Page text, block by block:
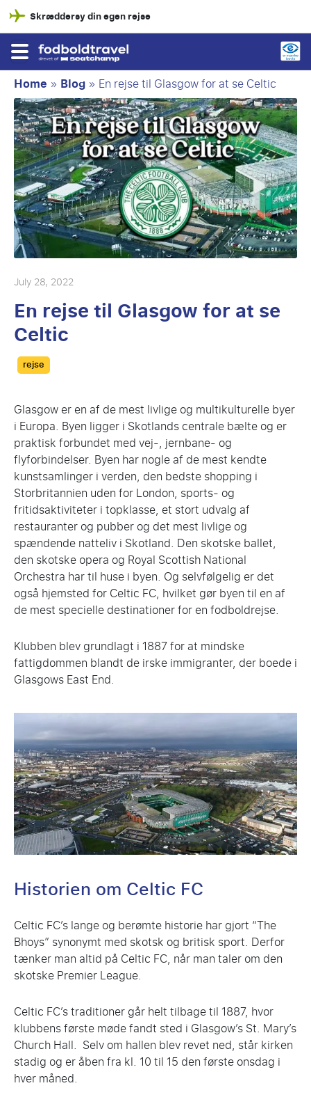
Skræddersy din egen rejse
Home » Blog » En rejse til Glasgow for at se Celtic
July 28, 2022
En rejse til Glasgow for at se
Celtic
Categories
rejse
Glasgow er en af de mest livlige og multikulturelle byer
i Europa. Byen ligger i Skotlands centrale bælte og er
praktisk forbundet med vej-, jernbane- og
flyforbindelser. Byen har nogle af de mest kendte
kunstsamlinger i verden, den bedste shopping i
Storbritannien uden for London, sports- og
fritidsaktiviteter i topklasse, et stort udvalg af
restauranter og pubber og det mest livlige og
spændende natteliv i Skotland. Den skotske ballet,
den skotske opera og Royal Scottish National
Orchestra har til huse i byen. Og selvfølgelig er det
også hjemsted for Celtic FC, hvilket gør byen til en af
de mest specielle destinationer for en fodboldrejse.
Klubben blev grundlagt i 1887 for at mindske
fattigdommen blandt de irske immigranter, der boede i
Glasgows East End.
Historien om Celtic FC
Celtic FC’s lange og berømte historie har gjort “The
Bhoys” synonymt med skotsk og britisk sport. Derfor
tænker man altid på Celtic FC, når man taler om den
skotske Premier League.
Celtic FC’s traditioner går helt tilbage til 1887, hvor
klubbens første møde fandt sted i Glasgow’s St. Mary’s
Church Hall. Selv om hallen blev revet ned, står kirken
stadig og er åben fra kl. 10 til 15 den første onsdag i
hver måned.